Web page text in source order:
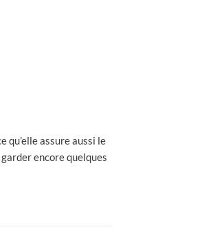
qu’elle assure aussi le
encore quelques